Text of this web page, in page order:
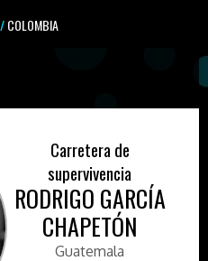
COLOMBIA
Carretera de
supervivencia
RODRIGO GARCÍA
CHAPETÓN
Guatemala